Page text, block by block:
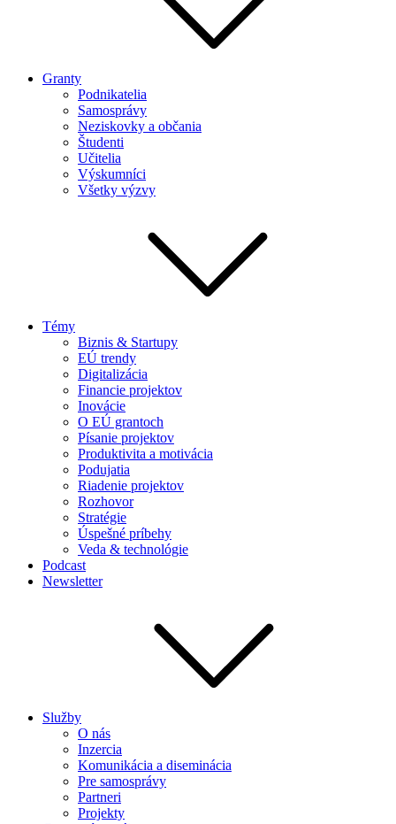
Granty
Podnikatelia
Samosprávy
Neziskovky a občania
Študenti
Učitelia
Výskumníci
Všetky výzvy
Témy
Biznis & Startupy
EÚ trendy
Digitalizácia
Financie projektov
Inovácie
O EÚ grantoch
Písanie projektov
Produktivita a motivácia
Podujatia
Riadenie projektov
Rozhovor
Stratégie
Úspešné príbehy
Veda & technológie
Podcast
Newsletter
Služby
O nás
Inzercia
Komunikácia a diseminácia
Pre samosprávy
Partneri
Projekty